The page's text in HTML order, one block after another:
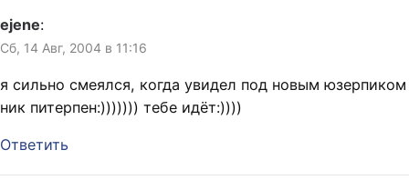
ejene:
Сб, 14 Авг, 2004 в 11:16
я сильно смеялся, когда увидел под новым юзерпиком
ник питерпен:))))))) тебе идёт:))))
Ответить